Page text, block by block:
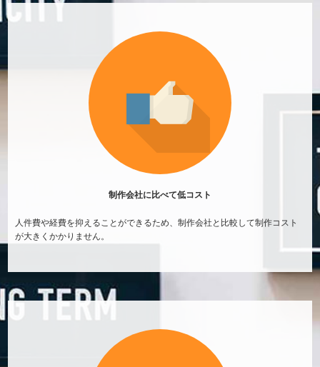
制作会社に比べて低コスト
人件費や経費を抑えることができるため、制作会社と比較して制作コスト
が大きくかかりません。